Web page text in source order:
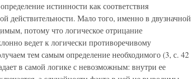
истинности как соответствия
действительности. Мало того, именно в двузначной
потому что логическое отрицание
ведет к логически противоречивому
тем самым определение необходимого (3, с. 42
в самой логике с невозможным: внутри ее